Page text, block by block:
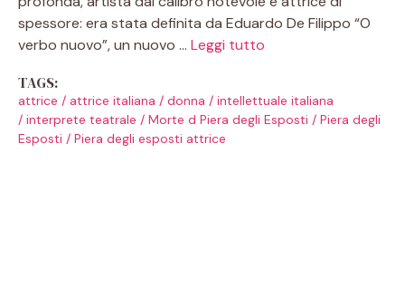
spessore: era stata definita da Eduardo De Filippo “O
verbo nuovo”, un nuovo … Leggi tutto
TAGS:
attrice / attrice italiana / donna / intellettuale italiana
/ interprete teatrale / Morte d Piera degli Esposti / Piera degli
Esposti / Piera degli esposti attrice